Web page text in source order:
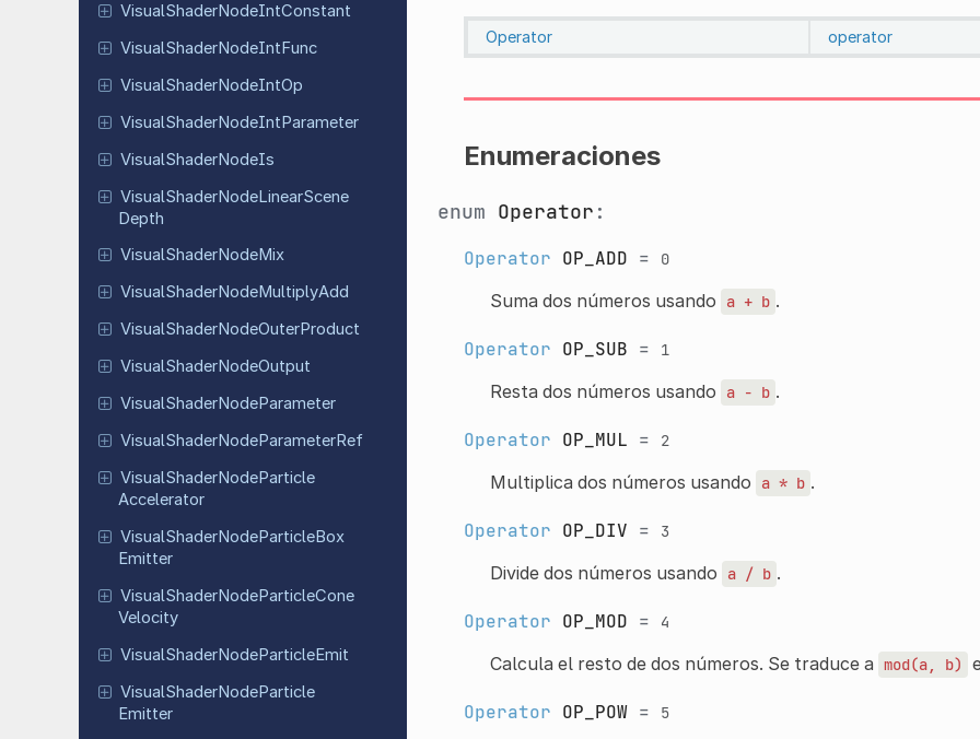
VisualShaderNodeIntConstant
VisualShaderNodeIntFunc
VisualShaderNodeIntOp
VisualShaderNodeIntParameter
VisualShaderNodeIs
VisualShaderNodeLinearScene
Depth
VisualShaderNodeMix
VisualShaderNodeMultiplyAdd
VisualShaderNodeOuterProduct
VisualShaderNodeOutput
VisualShaderNodeParameter
VisualShaderNodeParameterRef
VisualShaderNodeParticle
Accelerator
VisualShaderNodeParticleBox
Emitter
VisualShaderNodeParticleCone
Velocity
VisualShaderNodeParticleEmit
VisualShaderNodeParticle
Emitter
Operator operator
Enumeraciones
enum Operator :
Operator OP_ADD = 0
Suma dos números usando a + b .
Operator OP_SUB = 1
Resta dos números usando a - b .
Operator OP_MUL = 2
Multiplica dos números usando a * b .
Operator OP_DIV = 3
Divide dos números usando a / b .
Operator OP_MOD = 4
Calcula el resto de dos números. Se traduce a mod(a, b)
Operator OP_POW= 5